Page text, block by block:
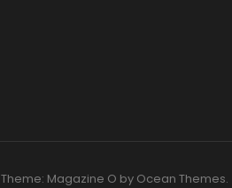
Theme: Magazine O by Ocean Themes.